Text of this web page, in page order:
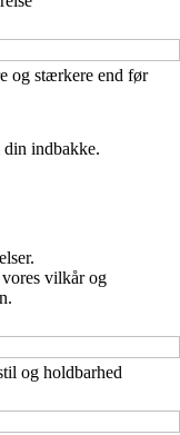
og stærkere end før
din indbakke.
vilkår og
og holdbarhed